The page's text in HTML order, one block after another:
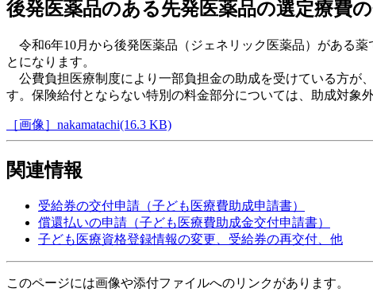
後発医薬品のある先発医薬品の選定療費
令和6年10月から後発医薬品（ジェネリック医薬品）がある
とになります。
公費負担医療制度により一部負担金の助成を受けている方が
す。保険給付とならない特別の料金部分については、助成対象
［画像］nakamatachi(16.3 KB)
関連情報
受給券の交付申請（子ども医療費助成申請書）
償還払いの申請（子ども医療費助成金交付申請書）
子ども医療資格登録情報の変更、受給券の再交付、他
このページには画像や添付ファイルへのリンクがあります。